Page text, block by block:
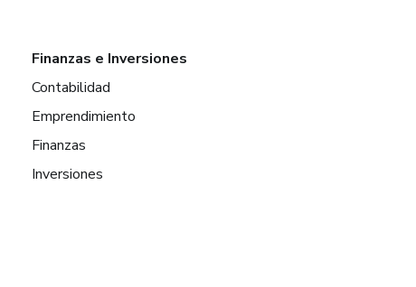
Finanzas e Inversiones
Contabilidad
Emprendimiento
Finanzas
Inversiones